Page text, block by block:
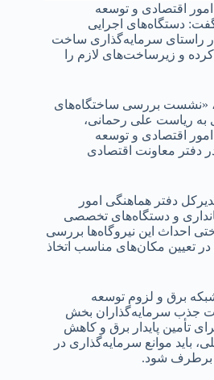
اقتصادی و توسعه
دستگاه‌های اجرایی
راستای سرمایه‌گذاری ساخت
و زیرساخت‌های لازم را
«نشست بررسی ساختگاه‌های
به ریاست علی رحمانی،
اقتصادی و توسعه
دفتر معاونت اقتصادی
دفتر هماهنگی امور
و دستگاه‌های تخصصی
احداث این نیروگاه‌ها بررسی
تعیین مکان‌های مناسب اتخاذ
شبکه برق و لزوم توسعه
جذب سرمایه‌گذاران بخش
تأمین پایدار برق و کاهش
باید موانع سرمایه‌گذاری در
برطرف شود.